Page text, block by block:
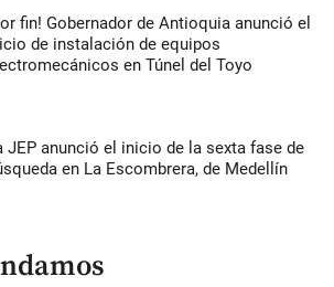
fin! Gobernador de Antioquia anunció el
de instalación de equipos
en Túnel del Toyo
JEP anunció el inicio de la sexta fase de
en La Escombrera, de Medellín